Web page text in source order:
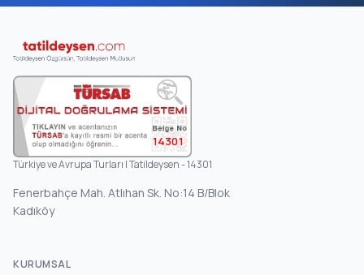
14301
Türkiye ve Avrupa Turları | Tatildeysen - 14301
Fenerbahçe Mah. Atlıhan Sk. No:14 B/Blok
Kadıköy
KURUMSAL